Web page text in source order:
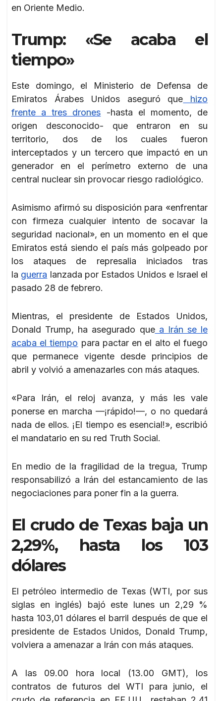
en Oriente Medio.
Trump: «Se acaba el
tiempo»
Este domingo, el Ministerio de Defensa de
Emiratos Árabes Unidos aseguró que hizo
frente a tres drones -hasta el momento, de
origen desconocido- que entraron en su
territorio, dos de los cuales fueron
interceptados y un tercero que impactó en un
generador en el perímetro externo de una
central nuclear sin provocar riesgo radiológico.
Asimismo afirmó su disposición para «enfrentar
con firmeza cualquier intento de socavar la
seguridad nacional», en un momento en el que
Emiratos está siendo el país más golpeado por
los ataques de represalia iniciados tras
la guerra lanzada por Estados Unidos e Israel el
pasado 28 de febrero.
Mientras, el presidente de Estados Unidos,
Donald Trump, ha asegurado quea Irán se le
acaba el tiempo para pactar en el alto el fuego
que permanece vigente desde principios de
abril y volvió a amenazarles con más ataques.
«Para Irán, el reloj avanza, y más les vale
ponerse en marcha —¡rápido!—, o no quedará
nada de ellos. ¡El tiempo es esencial!», escribió
el mandatario en su red Truth Social.
En medio de la fragilidad de la tregua, Trump
responsabilizó a Irán del estancamiento de las
negociaciones para poner fin a la guerra.
El crudo de Texas baja un
2,29%, hasta los 103
dólares
El petróleo intermedio de Texas (WTI, por sus
siglas en inglés) bajó este lunes un 2,29 %
hasta 103,01 dólares el barril después de que el
presidente de Estados Unidos, Donald Trump,
volviera a amenazar a Irán con más ataques.
A las 09.00 hora local (13.00 GMT), los
contratos de futuros del WTI para junio, el